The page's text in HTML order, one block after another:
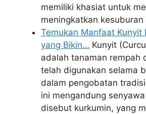
memiliki khasiat untuk
meningkatkan
Temukan Manfaat Kunyit
yang Bikin… Kunyit
adalah tanaman rempah
telah digunakan selama
dalam pengobatan
ini mengandung
disebut kurkumin, yang